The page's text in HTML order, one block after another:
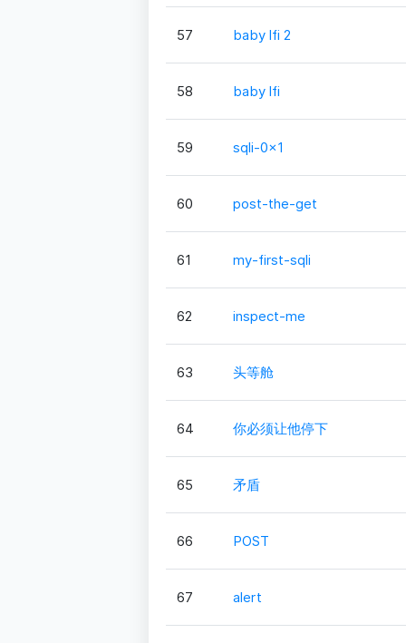
57 baby lfi 2
58 baby lfi
59 sqli-0x1
60 post-the-get
61 my-first-sqli
62 inspect-me
63 头等舱
64 你必须让他停下
65 矛盾
66 POST
67 alert